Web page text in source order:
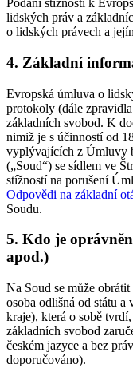
Podání stížnosti k
lidských práv a
o lidských právech a
4. Základní
Evropská úmluva o
protokoly (dále
základních svobod. K
nimiž je s účinností od
vyplývajících z Úmluvy
(„Soud“) se sídlem ve
stížností na porušení
Odpovědi na základní
Soudu.
5. Kdo je
apod.)
Na Soud se může
osoba odlišná od státu
kraje), která o sobě
základních svobod
českém jazyce a bez
doporučováno).